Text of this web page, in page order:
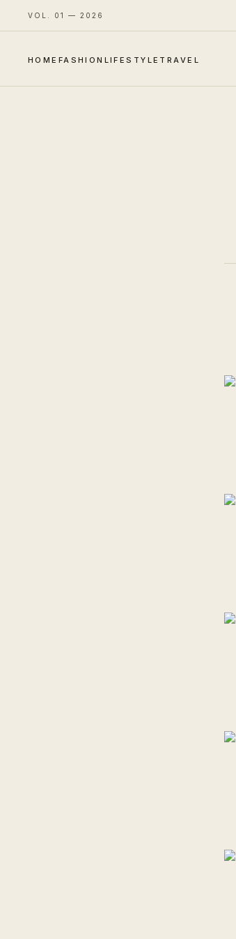
VOL. 01 — 2026
HOME FASHION LIFESTYLE TRAVEL